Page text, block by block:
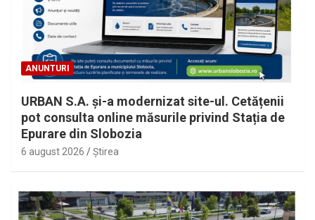
ANUNTURI
URBAN S.A. și-a modernizat site-ul. Cetățenii
pot consulta online măsurile privind Stația de
Epurare din Slobozia
6 august 2026 Ştirea